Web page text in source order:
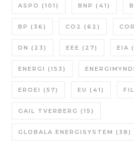
ASPO (101) BNP (41)
BP (36) CO2 (62)
DN (23) EEE (27) EIA
ENERGI (153)
EROEI (57) EU (41)
GAIL TVERBERG (15)
GLOBALA ENERGISYSTEM (38)